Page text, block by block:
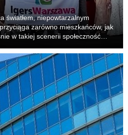
światłem, niepowtarzalnym
zarówno mieszkańców, jak
w takiej scenerii społeczność
Instameecie, podcz...